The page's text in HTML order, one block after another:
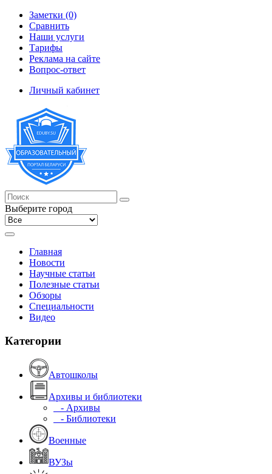
Заметки (0)
Сравнить
Наши услуги
Тарифы
Реклама на сайте
Вопрос-ответ
Личный кабинет
Выберите город
Главная
Новости
Научные статьи
Полезные статьи
Обзоры
Специальности
Видео
Категории
Автошколы
Архивы и библиотеки
- Архивы
- Библиотеки
Военные
ВУЗы